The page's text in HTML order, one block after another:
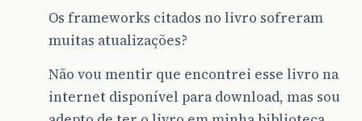
Os frameworks citados no livro sofreram
muitas atualizações?
Não vou mentir que encontrei esse livro na
internet disponível para download, mas sou